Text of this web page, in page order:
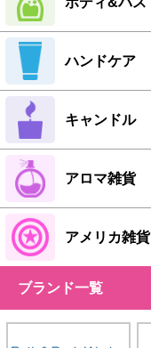
ハンドケア
キャンドル
アロマ雑貨
アメリカ雑貨
ブランド一覧